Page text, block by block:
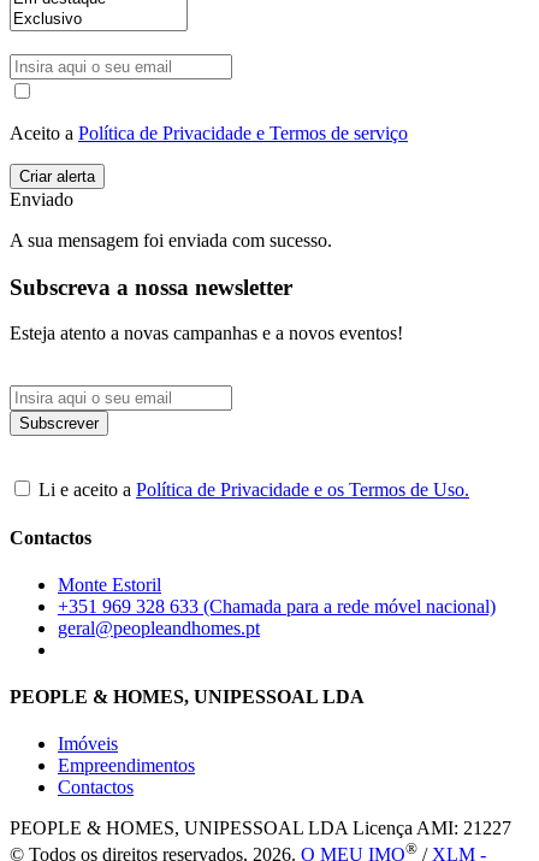
Aceito a Política de Privacidade e Termos de serviço
Enviado
A sua mensagem foi enviada com sucesso.
Subscreva a nossa newsletter
Esteja atento a novas campanhas e a novos eventos!
Li e aceito a Política de Privacidade e os Termos de Uso.
Contactos
Monte Estoril
+351 969 328 633 (Chamada para a rede móvel nacional)
geral@peopleandhomes.pt
PEOPLE & HOMES, UNIPESSOAL LDA
Imóveis
Empreendimentos
Contactos
PEOPLE & HOMES, UNIPESSOAL LDA Licença AMI: 21227
© Todos os direitos reservados, 2026. O MEU IMO® /XLM -